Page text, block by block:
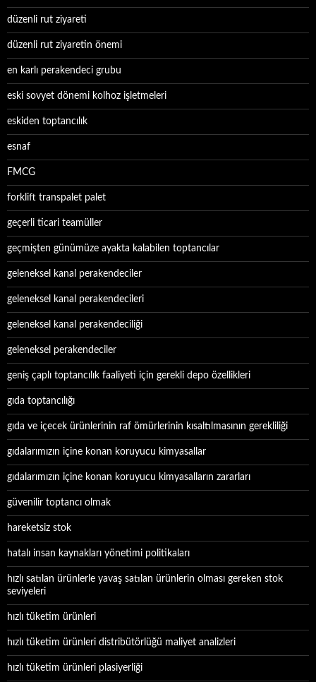
düzenli rut ziyareti
düzenli rut ziyaretin önemi
en karlı perakendeci grubu
eski sovyet dönemi kolhoz işletmeleri
eskiden toptancılık
esnaf
FMCG
forklift transpalet palet
geçerli ticari teamüller
geçmişten günümüze ayakta kalabilen toptancılar
geleneksel kanal perakendeciler
geleneksel kanal perakendecileri
geleneksel kanal perakendeciliği
geleneksel perakendeciler
geniş çaplı toptancılık faaliyeti için gerekli depo özellikleri
gıda toptancılığı
gıda ve içecek ürünlerinin raf ömürlerinin kısaltılmasının gerekliliği
gıdalarımızın içine konan koruyucu kimyasallar
gıdalarımızın içine konan koruyucu kimyasalların zararları
güvenilir toptancı olmak
hareketsiz stok
hatalı insan kaynakları yönetimi politikaları
hızlı satılan ürünlerle yavaş satılan ürünlerin olması gereken stok
seviyeleri
hızlı tüketim ürünleri
hızlı tüketim ürünleri distribütörlüğü maliyet analizleri
hızlı tüketim ürünleri plasiyerliği